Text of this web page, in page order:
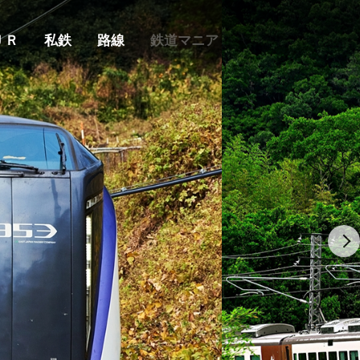
Ｒ 私鉄 路線 鉄道マニア